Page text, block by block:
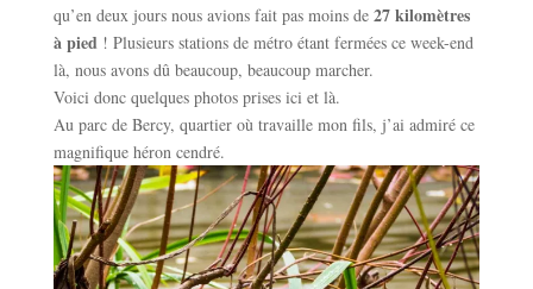
qu’en deux jours nous avions fait pas moins de27 kilomètres
à pied! Plusieurs stations de métro étant fermées ce week-end
là, nous avons dû beaucoup, beaucoup marcher.
Voici donc quelques photos prises ici et là.
Au parc de Bercy, quartier où travaille mon fils, j’ai admiré ce
magnifique héron cendré.